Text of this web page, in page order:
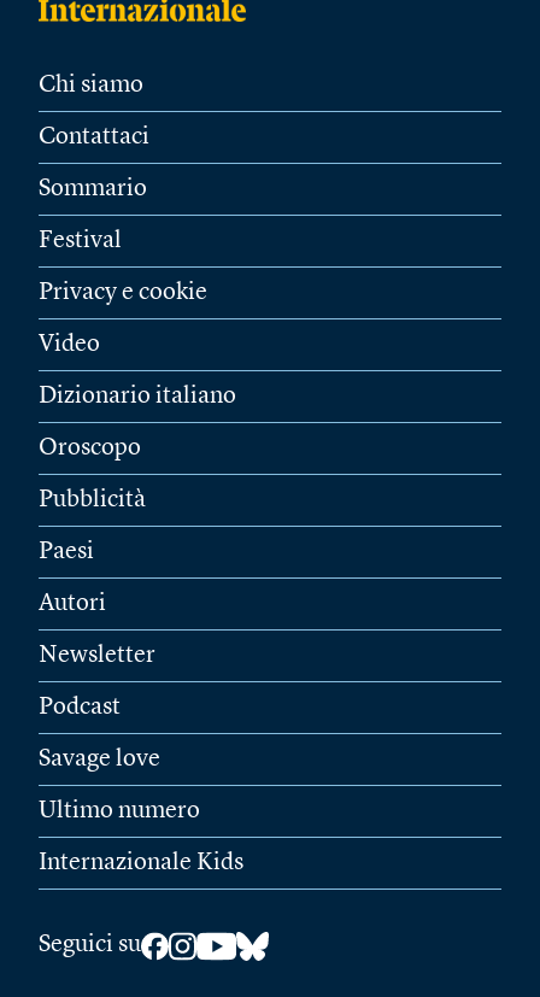
Chi siamo
Contattaci
Sommario
Festival
Privacy e cookie
Video
Dizionario italiano
Oroscopo
Pubblicità
Paesi
Autori
Newsletter
Podcast
Savage love
Ultimo numero
Internazionale Kids
Seguici su